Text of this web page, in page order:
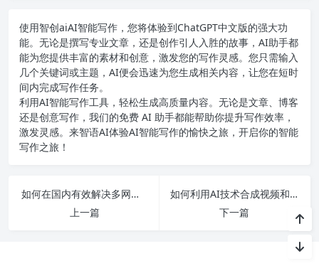
使用智创aiAI智能写作 ，您将体验到ChatGPT中文版的强大功
能。无论是撰写专业文章，还是创作引人入胜的故事，AI助手都
能为您提供丰富的素材和创意，激发您的写作灵感。您只需输入
几个关键词或主题，AI便会迅速为您生成相关内容，让您在短时
间内完成写作任务。
利用AI智能写作工具，轻松生成高质量内容。无论是文章、博客
还是创意写作，我们的免费 AI 助手都能帮助你提升写作效率，
激发灵感。来智语AI体验AI智能写作的愉快之旅，开启你的智能
写作之旅！
如何在国内有效解决多网站崩溃问题，全面解析常见故障及修复方法
上一篇
如何利用AI技术合成视频和换背景来让老照片动起来，揭示人工智能的无限可能性！
下一篇